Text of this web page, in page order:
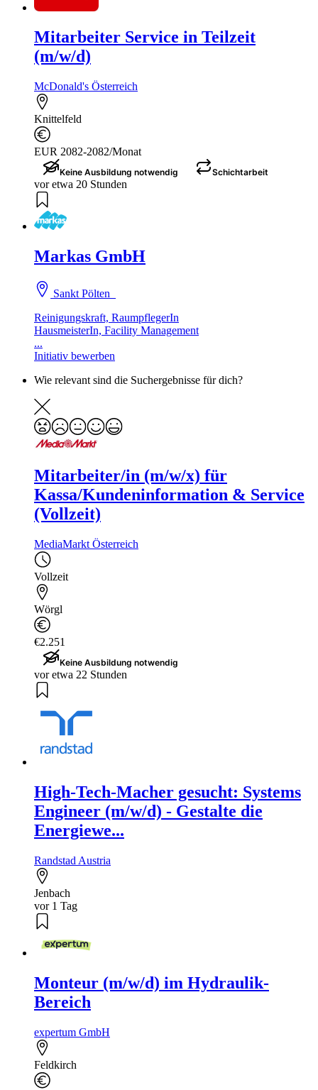
Mitarbeiter Service in Teilzeit
(m/w/d)
McDonald's Österreich
Knittelfeld
EUR 2082-2082/Monat
Keine Ausbildung notwendig Schichtarbeit
vor etwa 20 Stunden
Markas GmbH
Sankt Pölten
Reinigungskraft, RaumpflegerIn
HausmeisterIn, Facility Management
...
Initiativ bewerben
Wie relevant sind die Suchergebnisse für dich?
Mitarbeiter/in (m/w/x) für
Kassa/Kundeninformation & Service
(Vollzeit)
MediaMarkt Österreich
Vollzeit
Wörgl
€2.251
Keine Ausbildung notwendig
vor etwa 22 Stunden
High-Tech-Macher gesucht: Systems
Engineer (m/w/d) - Gestalte die
Energiewe...
Randstad Austria
Jenbach
vor 1 Tag
Monteur (m/w/d) im Hydraulik-
Bereich
expertum GmbH
Feldkirch